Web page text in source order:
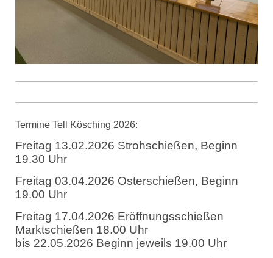
Termine Tell Kösching 2026:
Freitag 13.02.2026 Strohschießen, Beginn
19.30 Uhr
Freitag 03.04.2026 Osterschießen, Beginn
19.00 Uhr
Freitag 17.04.2026 Eröffnungsschießen
Marktschießen 18.00 Uhr
bis 22.05.2026 Beginn jeweils 19.00 Uhr